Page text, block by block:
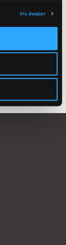
Vis detaljer